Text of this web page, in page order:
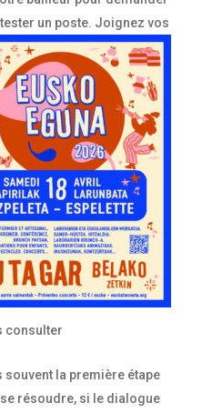
un poste. Joignez vos
consulter
souvent la première étape
résoudre, si le dialogue